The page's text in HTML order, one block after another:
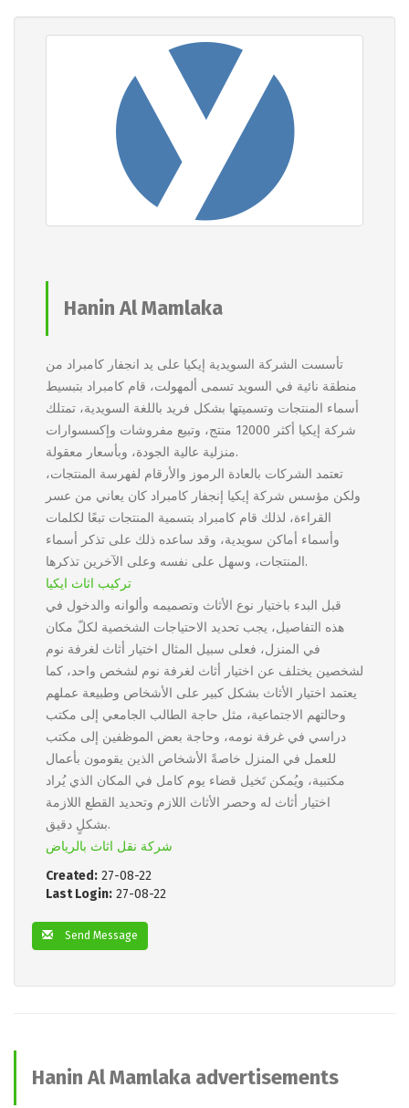
Hanin Al Mamlaka
تأسست الشركة السويدية إيكيا على يد انجفار كامبراد من
منطقة نائية في السويد تسمى ألمهولت، قام كامبراد بتبسيط
أسماء المنتجات وتسميتها بشكل فريد باللغة السويدية، تمتلك
شركة إيكيا أكثر 12000 منتج، وتبيع مفروشات وإكسسوارات
منزلية عالية الجودة، وبأسعار معقولة.
تعتمد الشركات بالعادة الرموز والأرقام لفهرسة المنتجات،
ولكن مؤسس شركة إيكيا إنجفار كامبراد كان يعاني من عسر
القراءة، لذلك قام كامبراد بتسمية المنتجات تبعًا لكلمات
وأسماء أماكن سويدية، وقد ساعده ذلك على تذكر أسماء
المنتجات، وسهل على نفسه وعلى الآخرين تذكرها.
تركيب اثاث ايكيا
قبل البدء باختيار نوع الأثاث وتصميمه وألوانه والدخول في
هذه التفاصيل، يجب تحديد الاحتياجات الشخصية لكلّ مكان
في المنزل، فعلى سبيل المثال اختيار أثاث لغرفة نوم
لشخصين يختلف عن اختيار أثاث لغرفة نوم لشخص واحد، كما
يعتمد اختيار الأثاث بشكل كبير على الأشخاص وطبيعة عملهم
وحالتهم الاجتماعية، مثل حاجة الطالب الجامعي إلى مكتب
دراسي في غرفة نومه، وحاجة بعض الموظفين إلى مكتب
للعمل في المنزل خاصةً الأشخاص الذين يقومون بأعمال
مكتبية، ويُمكن تَخيل قضاء يوم كامل في المكان الذي يُراد
اختيار أثاث له وحصر الأثاث اللازم وتحديد القطع اللازمة
بشكلٍ دقيق.
شركة نقل اثاث بالرياض
Created: 27-08-22
Last Login: 27-08-22
Send Message
Hanin Al Mamlaka advertisements